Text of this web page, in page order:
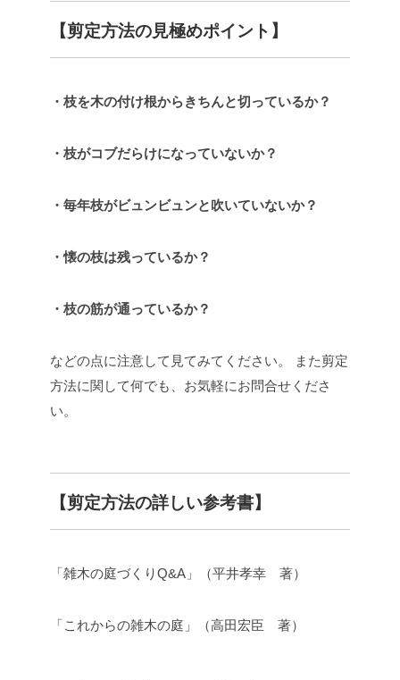
【剪定方法の見極めポイント】
・枝を木の付け根からきちんと切っているか？
・枝がコブだらけになっていないか？
・毎年枝がビュンビュンと吹いていないか？
・懐の枝は残っているか？
・枝の筋が通っているか？
などの点に注意して見てみてください。
また剪定
方法に関して何でも、お気軽にお問合せくださ
い。
【剪定方法の詳しい参考書】
「雑木の庭づくりQ&A」（平井孝幸 著）
「これからの雑木の庭」（高田宏臣 著）